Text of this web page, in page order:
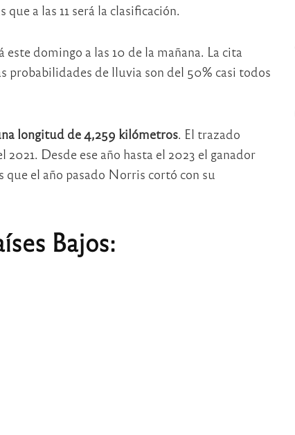
a las 11 será la clasificación.
domingo a las 10 de la mañana. La cita
probabilidades de lluvia son del 50% casi todos
longitud de 4,259 kilómetros. El trazado
Desde ese año hasta el 2023 el ganador
el año pasado Norris cortó con su
Bajos: